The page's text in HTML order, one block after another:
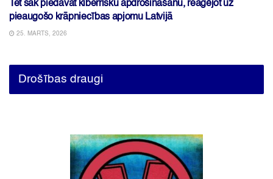
Tet sāk piedāvāt kiberrisku apdrošināšanu, reaģējot uz
pieaugošo krāpniecības apjomu Latvijā
25. MARTS, 2026
Drošības draugi